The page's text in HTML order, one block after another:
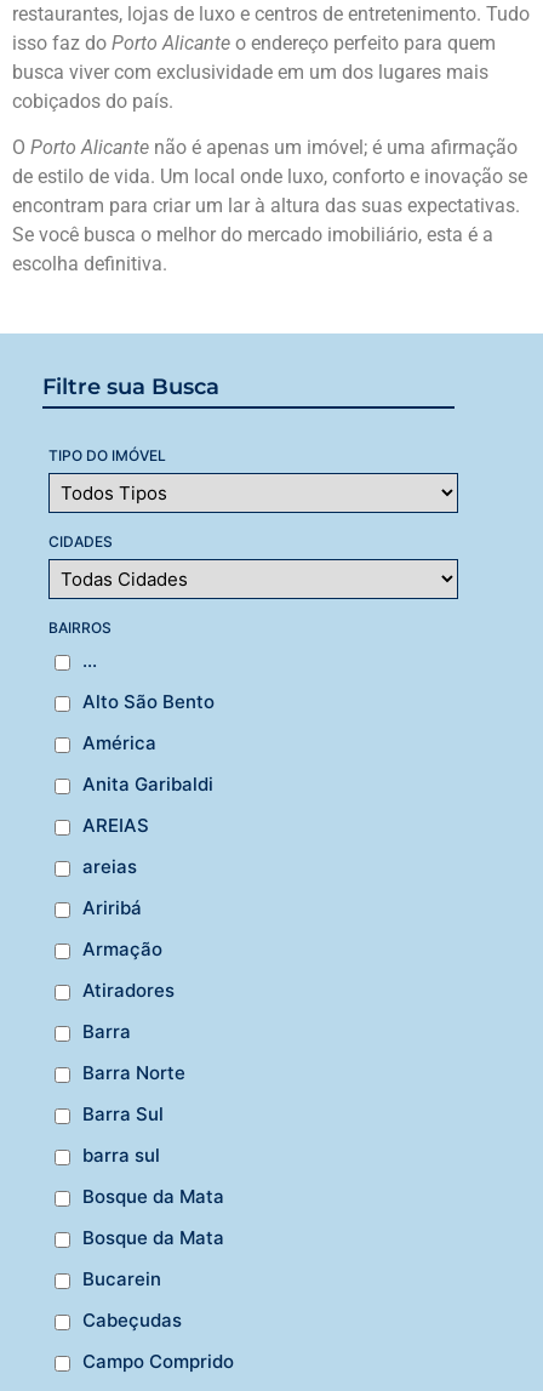
Filtre sua Busca
TIPO DO IMÓVEL
CIDADES
BAIRROS
...
Alto São Bento
América
Anita Garibaldi
AREIAS
areias
Ariribá
Armação
Atiradores
Barra
Barra Norte
Barra Sul
barra sul
Bosque da Mata
Bosque da Mata
Bucarein
Cabeçudas
Campo Comprido
restaurantes, lojas de luxo e centros de entretenimento. Tudo
isso faz do Porto Alicante o endereço perfeito para quem
busca viver com exclusividade em um dos lugares mais
cobiçados do país.
O Porto Alicante não é apenas um imóvel; é uma afirmação
de estilo de vida. Um local onde luxo, conforto e inovação se
encontram para criar um lar à altura das suas expectativas.
Se você busca o melhor do mercado imobiliário, esta é a
escolha definitiva.